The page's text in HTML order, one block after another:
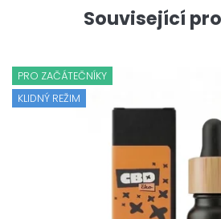
Související
PRO ZAČÁTEČNÍKY
KLIDNÝ REŽIM